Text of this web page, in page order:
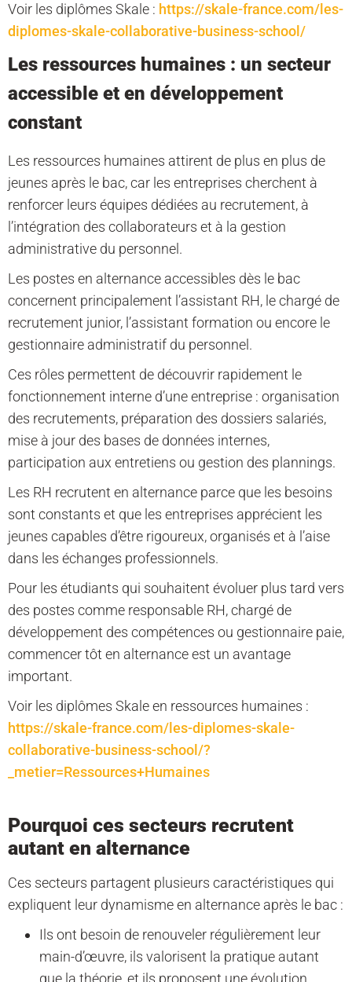
Voir les diplômes Skale : https://skale-france.com/les-
diplomes-skale-collaborative-business-school/
Les ressources humaines : un secteur
accessible et en développement
constant
Les ressources humaines attirent de plus en plus de
jeunes après le bac, car les entreprises cherchent à
renforcer leurs équipes dédiées au recrutement, à
l’intégration des collaborateurs et à la gestion
administrative du personnel.
Les postes en alternance accessibles dès le bac
concernent principalement l’assistant RH, le chargé de
recrutement junior, l’assistant formation ou encore le
gestionnaire administratif du personnel.
Ces rôles permettent de découvrir rapidement le
fonctionnement interne d’une entreprise : organisation
des recrutements, préparation des dossiers salariés,
mise à jour des bases de données internes,
participation aux entretiens ou gestion des plannings.
Les RH recrutent en alternance parce que les besoins
sont constants et que les entreprises apprécient les
jeunes capables d’être rigoureux, organisés et à l’aise
dans les échanges professionnels.
Pour les étudiants qui souhaitent évoluer plus tard vers
des postes comme responsable RH, chargé de
développement des compétences ou gestionnaire paie,
commencer tôt en alternance est un avantage
important.
Voir les diplômes Skale en ressources humaines :
https://skale-france.com/les-diplomes-skale-
collaborative-business-school/?
_metier=Ressources+Humaines
Pourquoi ces secteurs recrutent
autant en alternance
Ces secteurs partagent plusieurs caractéristiques qui
expliquent leur dynamisme en alternance après le bac :
Ils ont besoin de renouveler régulièrement leur
main-d’œuvre, ils valorisent la pratique autant
que la théorie, et ils proposent une évolution